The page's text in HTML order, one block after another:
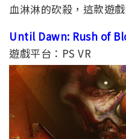
血淋淋的砍殺，這款遊
Until Dawn: Rush of
遊戲平台：PS VR